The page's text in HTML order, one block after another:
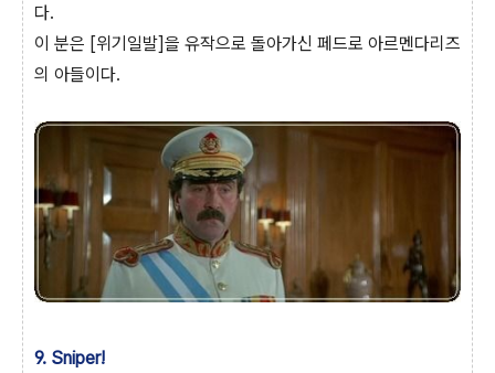
다.
이 분은 [위기일발]을 유작으로 돌아가신 페드로 아르멘다리즈
의 아들이다.
9. Sniper!